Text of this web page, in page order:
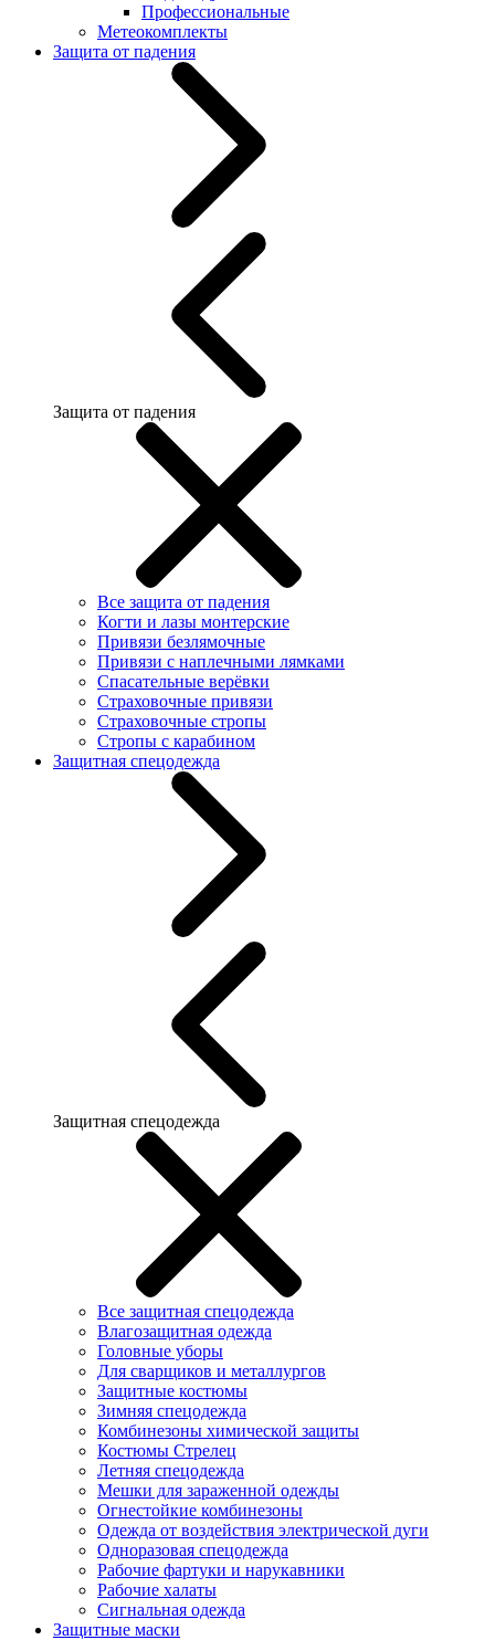
Профессиональные
Метеокомплекты
Защита от падения
Защита от падения
Все защита от падения
Когти и лазы монтерские
Привязи безлямочные
Привязи с наплечными лямками
Спасательные верёвки
Страховочные привязи
Страховочные стропы
Стропы с карабином
Защитная спецодежда
Защитная спецодежда
Все защитная спецодежда
Влагозащитная одежда
Головные уборы
Для сварщиков и металлургов
Защитные костюмы
Зимняя спецодежда
Комбинезоны химической защиты
Костюмы Стрелец
Летняя спецодежда
Мешки для зараженной одежды
Огнестойкие комбинезоны
Одежда от воздействия электрической дуги
Одноразовая спецодежда
Рабочие фартуки и нарукавники
Рабочие халаты
Сигнальная одежда
Защитные маски